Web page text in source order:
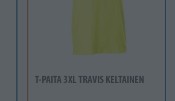
T-PAITA 3XL TRAVIS KELTAINEN